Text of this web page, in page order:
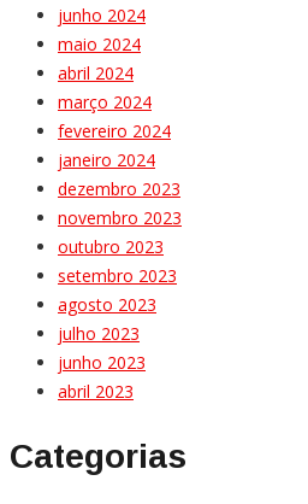
junho 2024
maio 2024
abril 2024
março 2024
fevereiro 2024
janeiro 2024
dezembro 2023
novembro 2023
outubro 2023
setembro 2023
agosto 2023
julho 2023
junho 2023
abril 2023
Categorias